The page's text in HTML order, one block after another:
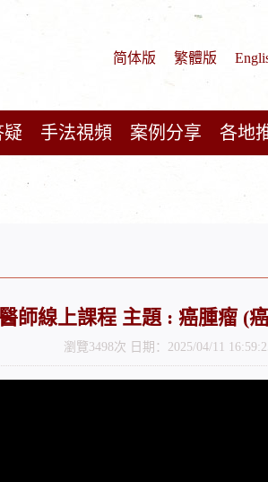
简体版 繁體版
疑 手法視頻 案例分享 各地
師線上課程 主題 : 癌腫瘤 (
瀏覽3498次 日期：2025/04/11